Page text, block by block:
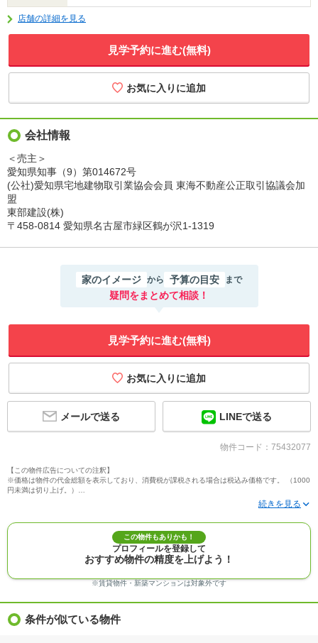
店舗の詳細を見る
見学予約に進む(無料)
会社情報
＜売主＞
愛知県知事（9）第014672号
(公社)愛知県宅地建物取引業協会会員 東海不動産公正取引協議会加
盟
東部建設(株)
〒458-0814 愛知県名古屋市緑区鶴が沢1-1319
家のイメージ から 予算の目安 まで
疑問をまとめて相談！
見学予約に進む(無料)
メールで送る LINEで送る
物件コード：75432077
【この物件広告についての注釈】
※価格は物件の代金総額を表示しており、消費税が課税される場合は税込み価格です。 （1000
円未満は切り上げ。）
※写真に写っている、またはパース（絵）や間取り図に描かれている家具や車などは、特にコ
※建築条件付き土地価格には、建物価格は含まれません。
※物件情報は、原則として情報提供日の２日前に最終確認した情報です。
※完成予想図はいずれも外構、植栽、外観等実際のものとは多少異なることがあります。
※モデルルーム・モデルハウス・展示場・ショールームの画像の場合、今回販売の物件と異な
※ＣＧ合成の画像の場合、実際とは多少異なる場合があります。
※物件特徴：販売戸数が複数の物件は、全ての住戸に該当しない項目もあります。
※価格更新：物件価格が変更された日から１週間表示されます。
この物件もありかも！
プロフィールを登録して
おすすめ物件の精度を上げよう！
※賃貸物件・新築マンションは対象外です
条件が似ている物件